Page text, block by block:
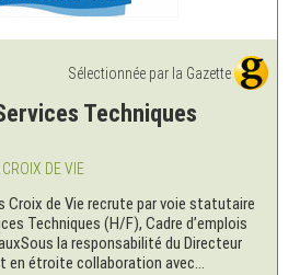
Sélectionnée par la Gazette
Techniques
DE VIE
Croix de Vie recrute par voie statutaire
Techniques (H/F), Cadre d’emplois
la responsabilité du Directeur
en étroite collaboration avec...